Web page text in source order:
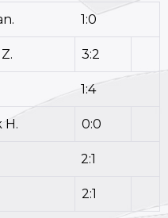
1:0
3:2
1:4
H. 0:0
2:1
2:1